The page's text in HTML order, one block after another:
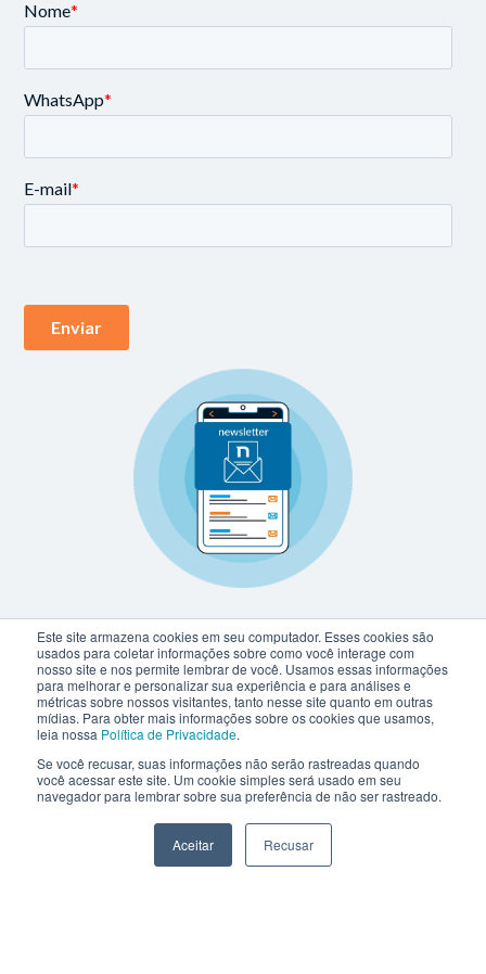
Este site armazena cookies em seu computador. Esses cookies são
usados para coletar informações sobre como você interage com
nosso site e nos permite lembrar de você. Usamos essas informações
para melhorar e personalizar sua experiência e para análises e
métricas sobre nossos visitantes, tanto nesse site quanto em outras
mídias. Para obter mais informações sobre os cookies que usamos,
leia nossa Política de Privacidade.
Se você recusar, suas informações não serão rastreadas quando
você acessar este site. Um cookie simples será usado em seu
navegador para lembrar sobre sua preferência de não ser rastreado.
Aceitar Recusar